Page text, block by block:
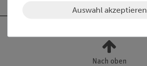
Nach oben
Auswahl akzeptieren